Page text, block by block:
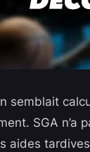
semblait
SGA n’a
aides